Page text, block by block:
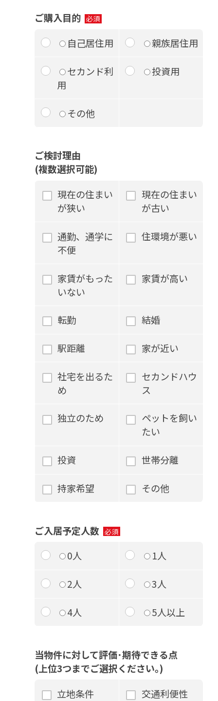
ご購入目的
自己居住用
親族居住用
セカンド利
用
投資用
その他
ご検討理由
(複数選択可能)
現在の住まい
が狭い
現在の住まい
が古い
通勤、通学に
不便
住環境が悪い
家賃がもった
いない
家賃が高い
転勤 結婚
駅距離 家が近い
社宅を出るた
め
セカンドハウ
ス
独立のため
ペットを飼い
たい
投資 世帯分離
持家希望 その他
ご入居予定人数
0人
1人
2人 3人
4人 5人以上
当物件に対して評価･期待できる点
(上位3つまでご選択ください｡)
立地条件
交通利便性